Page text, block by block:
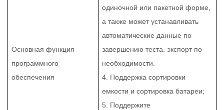
Основная функция
программного
обеспечения
одиночной или пакетной форме,
а также может устанавливать
автоматические данные по
завершению теста. экспорт по
необходимости.
4. Поддержка сортировки
емкости и сортировка батареи;
5. Поддержите